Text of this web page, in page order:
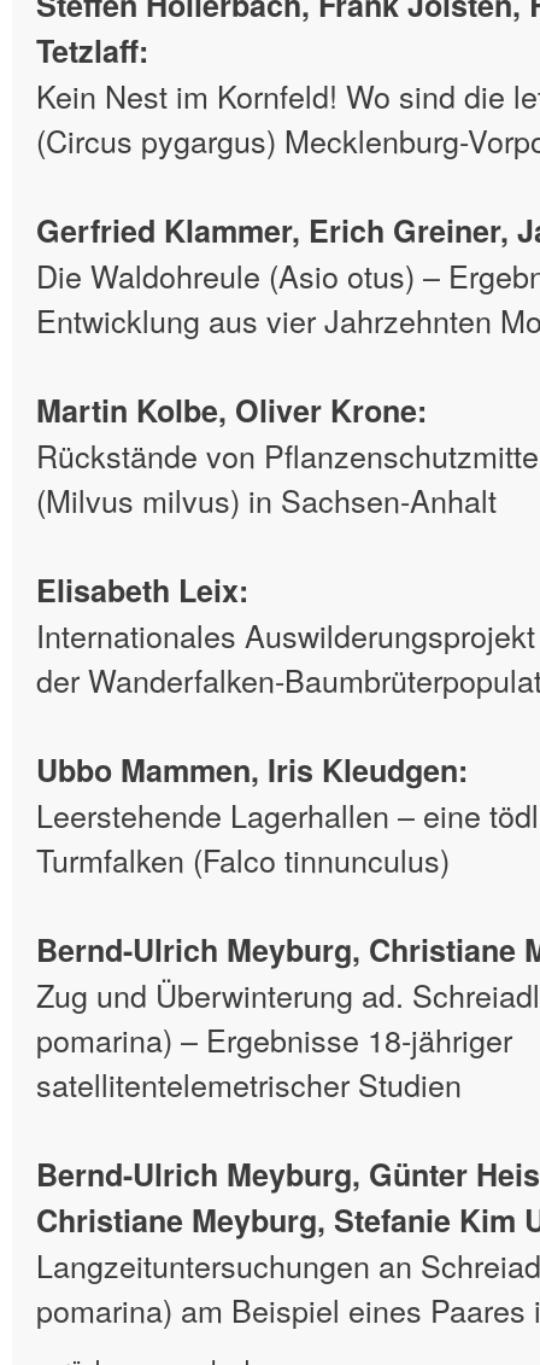
Tetzlaff:
Kein Nest im Kornfeld! Wo sind die
(Circus pygargus) Mecklenburg-
Gerfried Klammer, Erich Greiner,
Die Waldohreule (Asio otus) –
Entwicklung aus vier Jahrzehnten
Martin Kolbe, Oliver Krone:
Rückstände von
(Milvus milvus) in Sachsen-Anhalt
Elisabeth Leix:
Internationales
der Wanderfalken-
Ubbo Mammen, Iris Kleudgen:
Leerstehende Lagerhallen – eine
Turmfalken (Falco tinnunculus)
Bernd-Ulrich Meyburg, Christiane
Zug und Überwinterung ad.
pomarina) – Ergebnisse 18-jähriger
satellitentelemetrischer Studien
Bernd-Ulrich Meyburg, Günter
Christiane Meyburg, Stefanie Kim
Langzeituntersuchungen an
pomarina) am Beispiel eines Paares